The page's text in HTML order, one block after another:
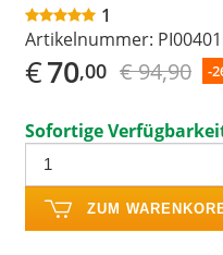
1
Artikelnummer:
€70,00 € 94,90 -
Sofortige
ZUM